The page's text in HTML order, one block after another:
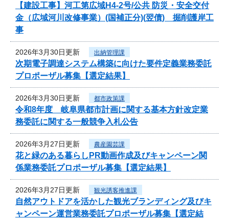
【建設工事】河工第広域H4-2号/公共 防災・安全交付
金（広域河川改修事業）(国補正分)(翌債) 掘削護岸工
事
2026年3月30日更新 出納管理課
次期電子調達システム構築に向けた要件定義業務委託
プロポーザル募集【選定結果】
2026年3月30日更新 都市政策課
令和8年度 岐阜県都市計画に関する基本方針改定業
務委託に関する一般競争入札公告
2026年3月27日更新 農産園芸課
花と緑のある暮らしPR動画作成及びキャンペーン関
係業務委託プロポーザル募集【選定結果】
2026年3月27日更新 観光誘客推進課
自然アウトドアを活かした観光ブランディング及びキ
ャンペーン運営業務委託プロポーザル募集【選定結